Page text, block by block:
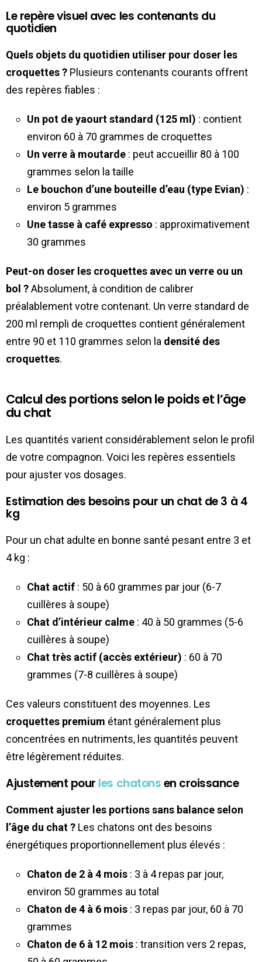
Le repère visuel avec les contenants du
quotidien
Quels objets du quotidien utiliser pour doser les
croquettes ? Plusieurs contenants courants offrent
des repères fiables :
Un pot de yaourt standard (125 ml) : contient
environ 60 à 70 grammes de croquettes
Un verre à moutarde : peut accueillir 80 à 100
grammes selon la taille
Le bouchon d’une bouteille d’eau (type Evian) :
environ 5 grammes
Une tasse à café expresso : approximativement
30 grammes
Peut-on doser les croquettes avec un verre ou un
bol ?Absolument, à condition de calibrer
préalablement votre contenant. Un verre standard de
200 ml rempli de croquettes contient généralement
entre 90 et 110 grammes selon la densité des
croquettes.
Calcul des portions selon le poids et l’âge
du chat
Les quantités varient considérablement selon le profil
de votre compagnon. Voici les repères essentiels
pour ajuster vos dosages.
Estimation des besoins pour un chat de 3 à 4
kg
Pour un chat adulte en bonne santé pesant entre 3 et
4 kg :
Chat actif : 50 à 60 grammes par jour (6-7
cuillères à soupe)
Chat d’intérieur calme : 40 à 50 grammes (5-6
cuillères à soupe)
Chat très actif (accès extérieur) : 60 à 70
grammes (7-8 cuillères à soupe)
Ces valeurs constituent des moyennes. Les
croquettes premium étant généralement plus
concentrées en nutriments, les quantités peuvent
être légèrement réduites.
Ajustement pour les chatonsen croissance
Comment ajuster les portions sans balance selon
l’âge du chat ? Les chatons ont des besoins
énergétiques proportionnellement plus élevés :
Chaton de 2 à 4 mois : 3 à 4 repas par jour,
environ 50 grammes au total
Chaton de 4 à 6 mois : 3 repas par jour, 60 à 70
grammes
Chaton de 6 à 12 mois : transition vers 2 repas,